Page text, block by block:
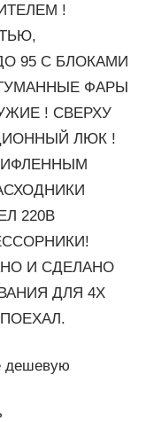
!
95 С БЛОКАМИ
ФАРЫ
! СВЕРХУ
ЛЮК !
220В
И СДЕЛАНО
ДЛЯ 4Х
дешевую